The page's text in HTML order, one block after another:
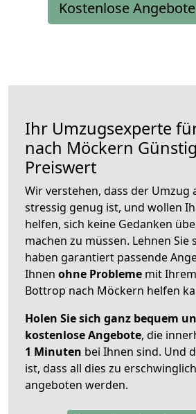
Kostenlose
Ihr Umzugsexperte
nach Möckern
Preiswert
Wir verstehen, dass der Umzug
stressig genug ist, und wollen
helfen, sich keine Gedanken
machen zu müssen. Lehnen Sie
haben garantiert passende
Ihnen ohne Probleme mit
Bottrop nach Möckern helfen
Holen Sie sich ganz bequem
kostenlose Angebote, die
1 Minuten bei Ihnen sind. Und
ist, dass all dies zu
angeboten werden.